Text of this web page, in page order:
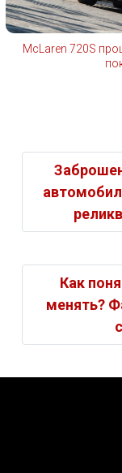
McLaren 720S
Как
менять?